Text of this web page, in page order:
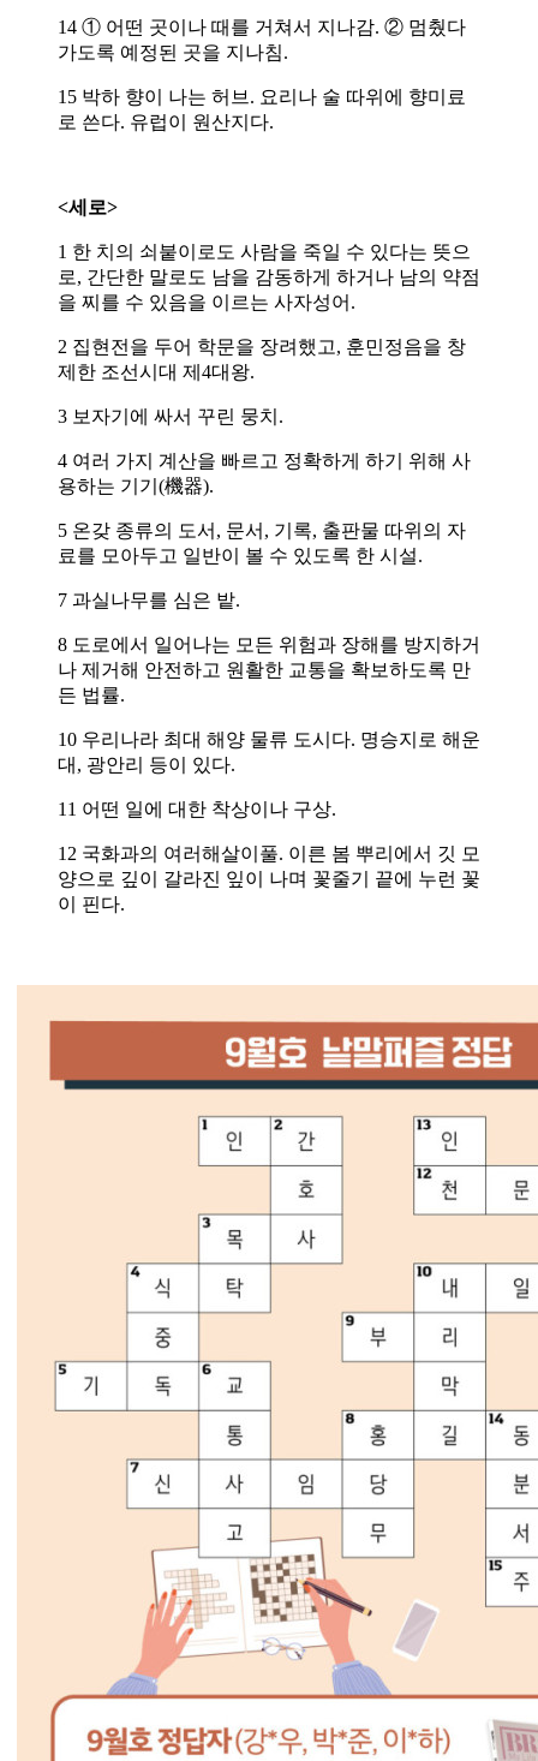
14 ① 어떤 곳이나 때를 거쳐서 지나감. ② 멈췄다
가도록 예정된 곳을 지나침.
15 박하 향이 나는 허브. 요리나 술 따위에 향미료
로 쓴다. 유럽이 원산지다.
<세로>
1 한 치의 쇠붙이로도 사람을 죽일 수 있다는 뜻으
로, 간단한 말로도 남을 감동하게 하거나 남의 약점
을 찌를 수 있음을 이르는 사자성어.
2 집현전을 두어 학문을 장려했고, 훈민정음을 창
제한 조선시대 제4대왕.
3 보자기에 싸서 꾸린 뭉치.
4 여러 가지 계산을 빠르고 정확하게 하기 위해 사
용하는 기기(機器).
5 온갖 종류의 도서, 문서, 기록, 출판물 따위의 자
료를 모아두고 일반이 볼 수 있도록 한 시설.
7 과실나무를 심은 밭.
8 도로에서 일어나는 모든 위험과 장해를 방지하거
나 제거해 안전하고 원활한 교통을 확보하도록 만
든 법률.
10 우리나라 최대 해양 물류 도시다. 명승지로 해운
대, 광안리 등이 있다.
11 어떤 일에 대한 착상이나 구상.
12 국화과의 여러해살이풀. 이른 봄 뿌리에서 깃 모
양으로 깊이 갈라진 잎이 나며 꽃줄기 끝에 누런 꽃
이 핀다.